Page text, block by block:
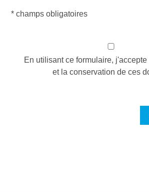
* champs obligatoires
En utilisant ce formulaire,
et la conservation de ces